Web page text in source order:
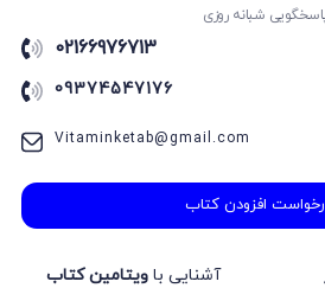
آشنایی باویتامین کتاب
شبانه روزی
02166976713
09374547176
Vitaminketab@gmail.com
افزودن کتاب